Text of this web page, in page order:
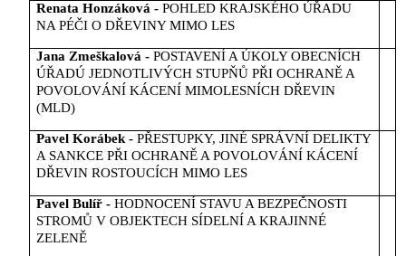
Renata Honzáková - POHLED KRAJSKÉHO ÚŘADU
NA PÉČI O DŘEVINY MIMO LES
Jana Zmeškalová - POSTAVENÍ A ÚKOLY OBECNÍCH
ÚŘADÚ JEDNOTLIVÝCH STUPŇŮ PŘI OCHRANĚ A
POVOLOVÁNÍ KÁCENÍ MIMOLESNÍCH DŘEVIN
(MLD)
Pavel Korábek - PŘESTUPKY, JINÉ SPRÁVNÍ DELIKTY
A SANKCE PŘI OCHRANĚ A POVOLOVÁNÍ KÁCENÍ
DŘEVIN ROSTOUCÍCH MIMO LES
Pavel Bulíř - HODNOCENÍ STAVU A BEZPEČNOSTI
STROMŮ V OBJEKTECH SÍDELNÍ A KRAJINNÉ
ZELENĚ